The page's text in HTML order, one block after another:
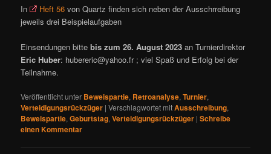
In Heft 56 von Quartz finden sich neben der Ausschrreibung
jeweils drei Beispielaufgaben
Einsendungen bittebis zum 26. August 2023 an Turnierdirektor
Eric Huber: hubereric@yahoo.fr ; viel Spaß und Erfolg bei der
Teilnahme.
Veröffentlicht unter Beweispartie, Retroanalyse,Turnier,
Verteidigungsrückzüger |Verschlagwortet mitAusschreibung,
Beweispartie,Geburtstag,Verteidigungsrückzüger |Schreibe
einen Kommentar